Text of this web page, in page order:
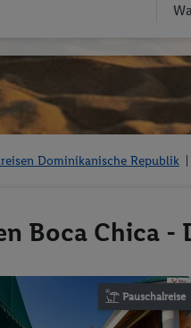
Dominikanische Republik
Boca Chica -
Pauschalreise